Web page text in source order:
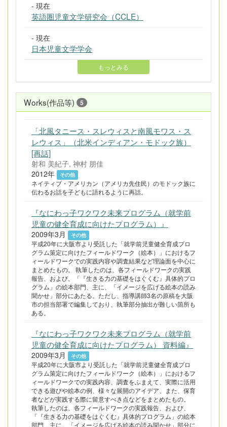
- 現在
英語圏児童文学研究会（CCLE）
- 現在
日本児童文学学会
もっとみる
Works(作品等) 5
「北風タニース・スレウィスと南風モワス・ス
レウィス」（北米インディアン・モドック族）
[再話]
射和 美紀子, 神村 朋佳
2012年
その他
ネイティブ・アメリカン（アメリカ先住民）のモドック族に
伝わるお話を子どもに語れるように再話。
『なにわっ子ワクワク未来プログラム（就学前
児童の健全育成に向けたプログラム）』
2009年3月 その他
平成20年に大阪市より受託した「就学前児童健全育成プロ
グラム策定に向けたフィールドワーク（絵本）」におけるフ
ィールドワークでの実践内容や調査結果など理論面を中心に
まとめたもの。 執筆したのは、各フィールドワークの実践
報告、および、「『生きる力の基礎をはぐくむ』具体的プロ
グラム」の絵本部門、主に、「イメージを広げる絵本の読み
聞かせ」部分にあたる。ただし、指導講師3名の原稿を大阪
市の担当部署で編集しており、執筆部分抽出が難しい箇所も
ある。
『なにわっ子ワクワク未来プログラム（就学前
児童の健全育成に向けたプログラム） 資料編』
2009年3月 その他
平成20年に大阪市より受託した「就学前児童健全育成プロ
グラム策定に向けたフィールドワーク（絵本）」におけるフ
ィールドワークでの実践内容、調査をふまえて、実際に活用
できる遊びや絵本の例、様々な展開のアイデア、また、保育
者などが実践する際に留意すべき点などをまとめたもの。
執筆したのは、各フィールドワークの実践報告、および、
「『生きる力の基礎をはぐくむ』具体的プログラム」の絵本
部門、主に、「イメージを広げる絵本の読み聞かせ」部分に